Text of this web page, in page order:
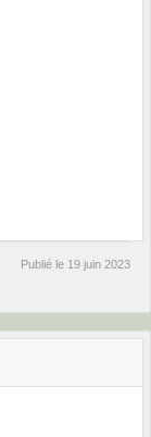
Publié le 19 juin 2023